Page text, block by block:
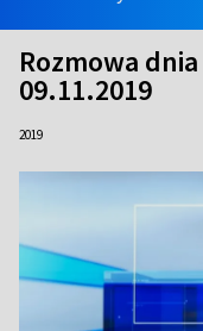
Rozmowa
09.11.2019
2019